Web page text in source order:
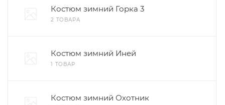
Костюм зимний Горка 3
2 ТОВАРА
Костюм зимний Иней
1 ТОВАР
Костюм зимний Охотник